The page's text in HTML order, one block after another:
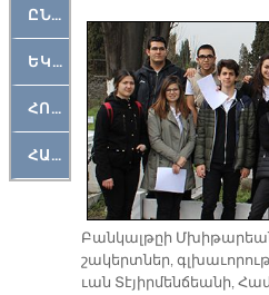
ԸՆԿԵՐԱՄՇԱԿՈՒԹԱՅԻՆ
ԵԿԵՂԵՑԱԿԱՆ
ՀՈԳԵՄՏԱՒՈՐ
ՀԱՐԹԱԿ
Բան­կալ­թըի
շա­կերտ­ներ,
ւան Տէ­յիր­մեն­ճեա­նի,